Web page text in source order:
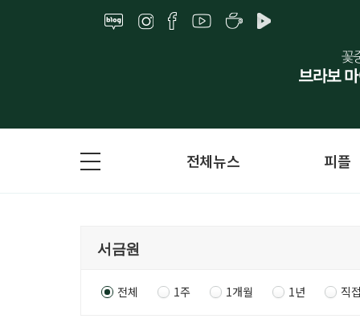
전체뉴스 피플
전체 1주 1개월 1년 직